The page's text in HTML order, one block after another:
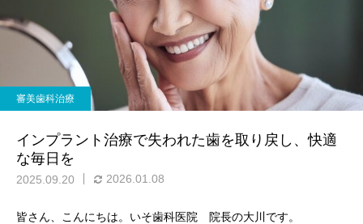
審美歯科治療
インプラント治療で失われた歯を取り戻し、快適
な毎日を
2025.09.20 2026.01.08
皆さん、こんにちは。いそ歯科医院 院長の大川です。